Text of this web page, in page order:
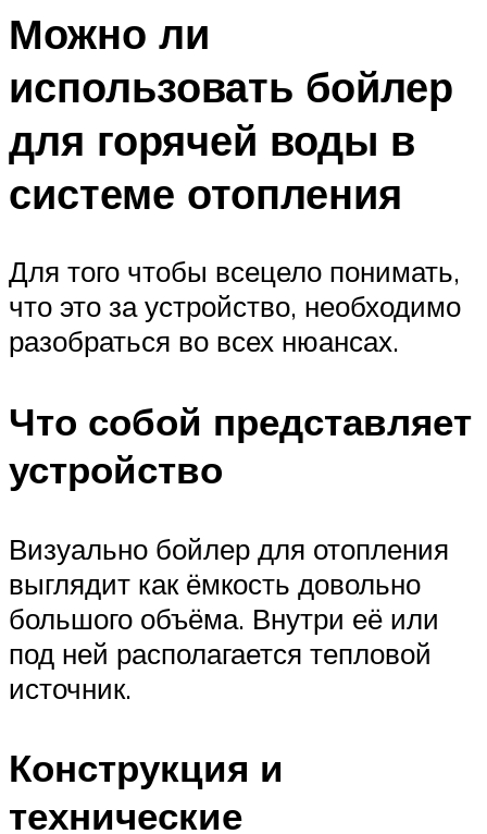
Можно ли
использовать бойлер
для горячей воды в
системе отопления
Для того чтобы всецело понимать,
что это за устройство, необходимо
разобраться во всех нюансах.
Что собой представляет
устройство
Визуально бойлер для отопления
выглядит как ёмкость довольно
большого объёма. Внутри её или
под ней располагается тепловой
источник.
Конструкция и
технические